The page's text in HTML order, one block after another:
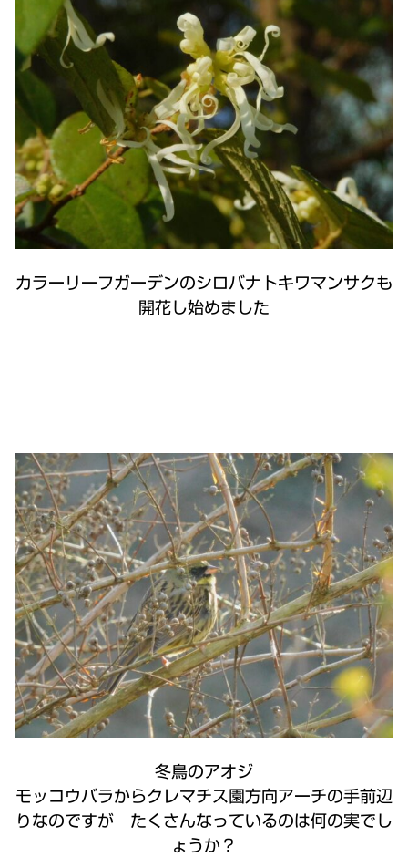
カラーリーフガーデンのシロバナトキワマンサクも
開花し始めました
冬鳥のアオジ
モッコウバラからクレマチス園方向アーチの手前辺
りなのですが たくさんなっているのは何の実でし
ょうか？